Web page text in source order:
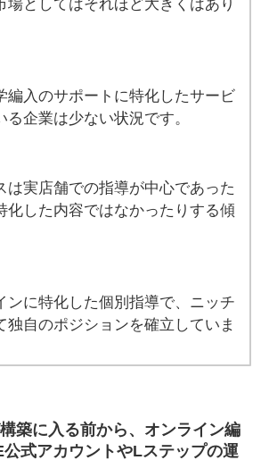
場としてはそれほど大きくはあり
編入のサポートに特化したサービ
る企業は少ない状況です。
は実店舗での指導が中心であった
化した内容ではなかったりする傾
ンに特化した個別指導で、ニッチ
独自のポジションを確立していま
築に入る前から、オンライン編
公式アカウントやLステップの運